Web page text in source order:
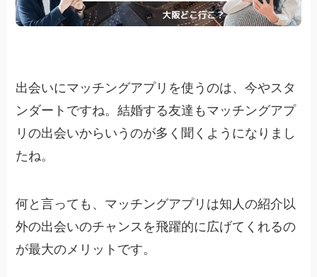
出会いにマッチングアプリを使うのは、今やスタ
ンダートですね。結婚する友達もマッチングアプ
リの出会いからいうのが多く聞くようになりまし
たね。
何と言っても、マッチングアプリは知人の紹介以
外の出会いのチャンスを飛躍的に広げてくれるの
が最大のメリットです。